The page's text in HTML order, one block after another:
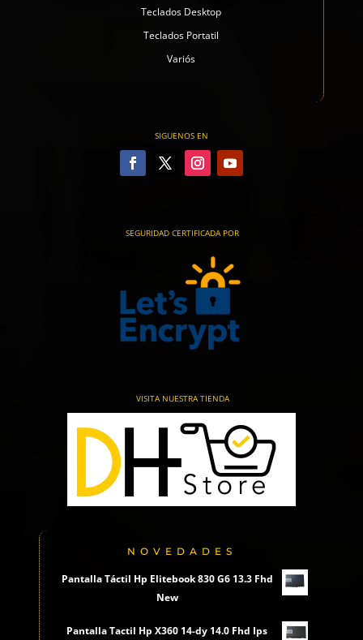
Teclados Desktop
Teclados Portatil
Variós
SIGUENOS EN
SEGURIDAD CERTIFICADA POR
VISITA NUESTRA TIENDA
NOVEDADES
Pantalla Táctil Hp Elitebook 830 G6 13.3 Fhd
New
Pantalla Tactil Hp X360 14-dy 14.0 Fhd Ips